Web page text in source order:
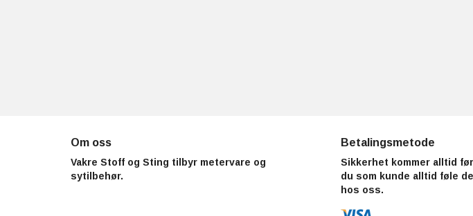
Om oss
Vakre Stoff og Sting tilbyr metervare og
sytilbehør.
Betalingsmetode
Sikkerhet kommer alltid
du som kunde alltid føle
hos oss.